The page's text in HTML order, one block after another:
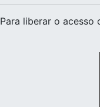
Para liberar o acesso